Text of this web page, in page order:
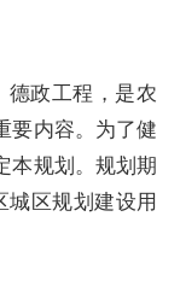
德政工程，是农
要内容。为了健
本规划。规划期
城区规划建设用